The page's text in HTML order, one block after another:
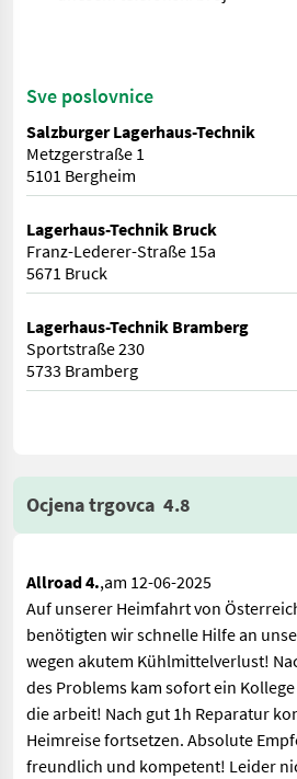
Sve poslovnice
Salzburger Lagerhaus-Technik
Metzgerstraße 1
5101 Bergheim
Lagerhaus-Technik Bruck
Franz-Lederer-Straße 15a
5671 Bruck
Lagerhaus-Technik Bramberg
Sportstraße 230
5733 Bramberg
Ocjena trgovca 4.8
Allroad 4.,am 12-06-2025
Auf unserer Heimfahrt von
benötigten wir schnelle Hilfe an
wegen akutem Kühlmittelverlust!
des Problems kam sofort ein
die arbeit! Nach gut 1h Reparatur
Heimreise fortsetzen. Absolute
freundlich und kompetent! Leider